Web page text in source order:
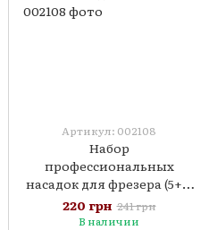
Артикул: 002108
Набор
профессиональных
насадок для фрезера (5+1)
- №9 без подставки
220 грн 241 грн
В наличии